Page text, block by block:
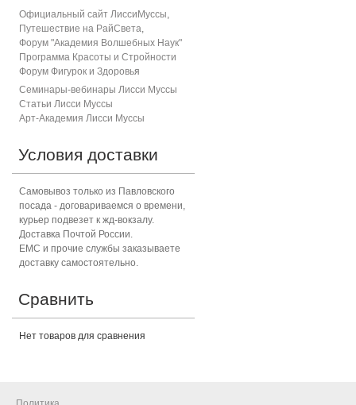
Официальный сайт ЛиссиМуссы,
Путешествие на РайСвета,
Форум "Академия Волшебных Наук"
Программа Красоты и Стройности
Форум Фигурок и Здоровья
Семинары-вебинары Лисси Муссы
Статьи Лисси Муссы
Арт-Академия Лисси Муссы
Условия доставки
Самовывоз только из Павловского
посада - договариваемся о времени,
курьер подвезет к жд-вокзалу.
Доставка Почтой России.
ЕМС и прочие службы заказываете
доставку самостоятельно.
Сравнить
Нет товаров для сравнения